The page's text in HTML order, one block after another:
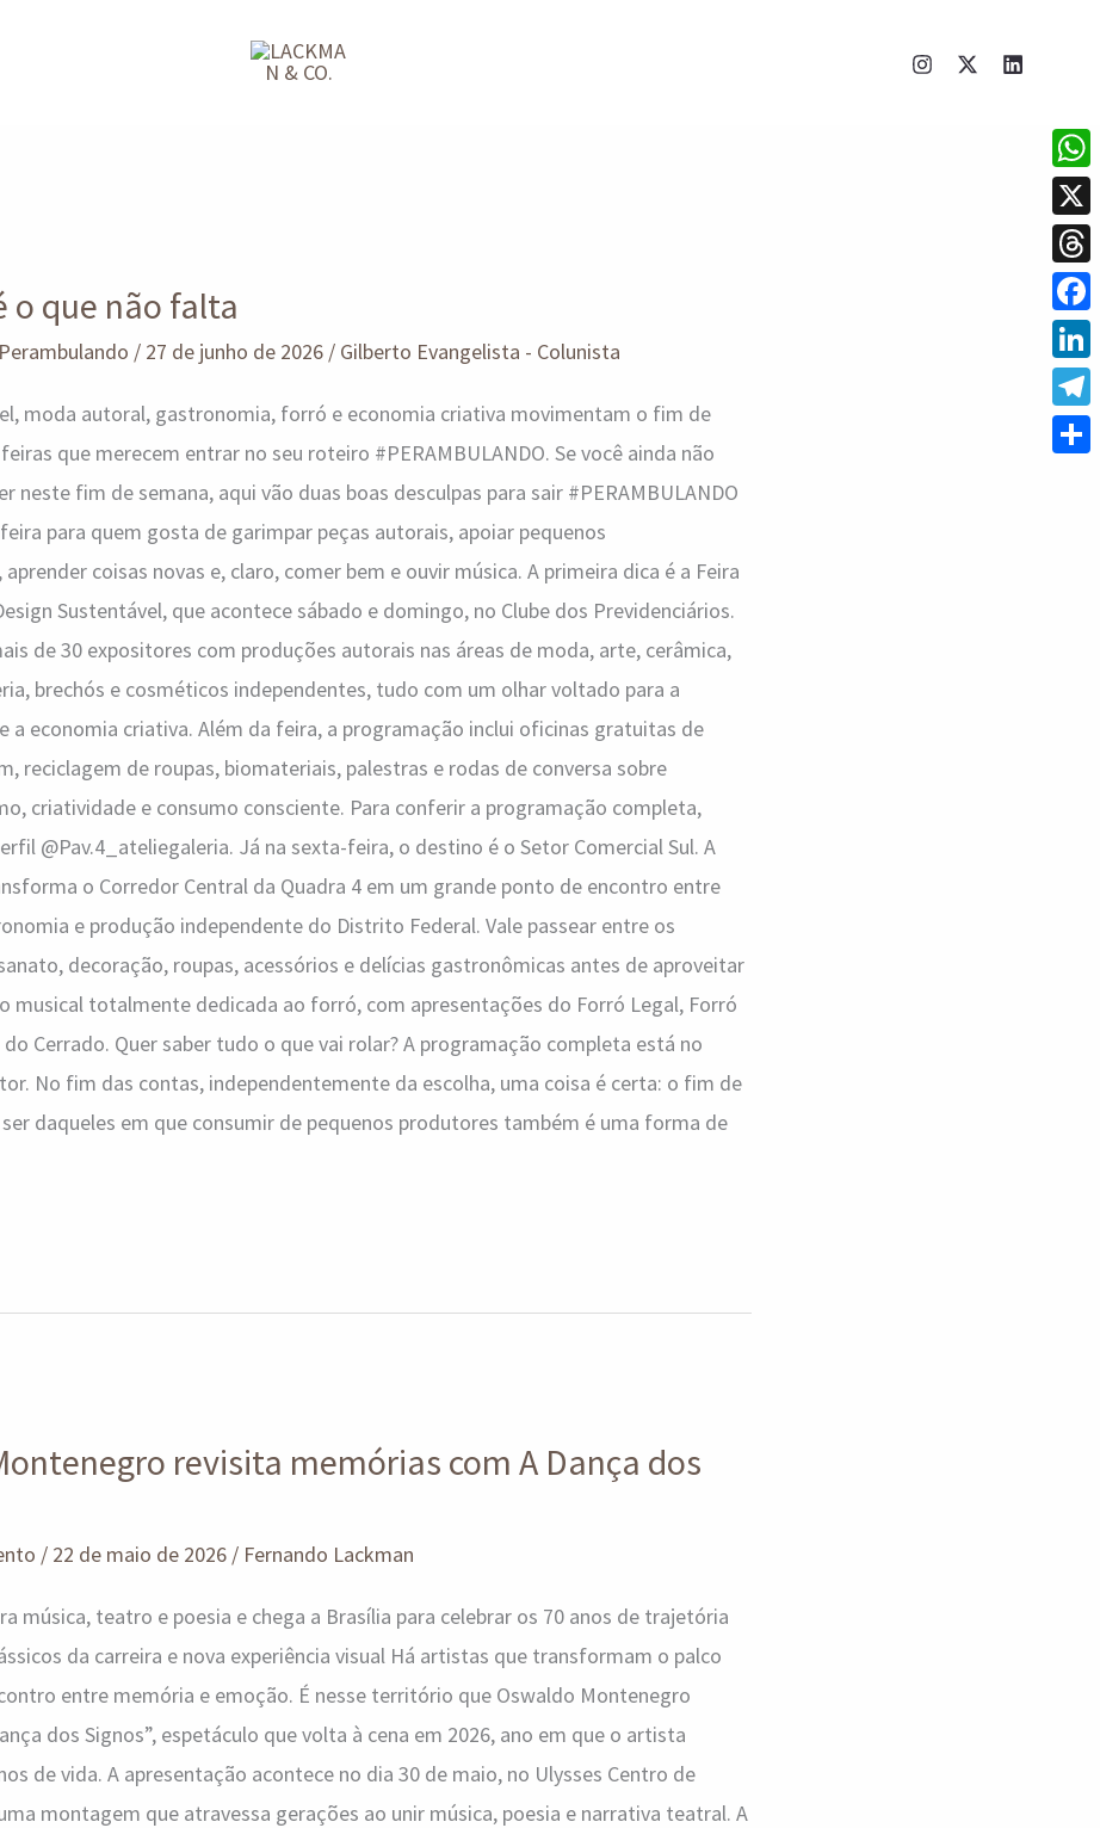
o que não falta
Perambulando / 27 de junho de 2026 / Gilberto Evangelista - Colunista
moda autoral, gastronomia, forró e economia criativa movimentam o fim de
que merecem entrar no seu roteiro #PERAMBULANDO. Se você ainda não
neste fim de semana, aqui vão duas boas desculpas para sair #PERAMBULANDO
para quem gosta de garimpar peças autorais, apoiar pequenos
coisas novas e, claro, comer bem e ouvir música. A primeira dica é a Feira
Sustentável, que acontece sábado e domingo, no Clube dos Previdenciários.
de 30 expositores com produções autorais nas áreas de moda, arte, cerâmica,
brechós e cosméticos independentes, tudo com um olhar voltado para a
a economia criativa. Além da feira, a programação inclui oficinas gratuitas de
reciclagem de roupas, biomateriais, palestras e rodas de conversa sobre
criatividade e consumo consciente. Para conferir a programação completa,
@Pav.4_ateliegaleria. Já na sexta-feira, o destino é o Setor Comercial Sul. A
o Corredor Central da Quadra 4 em um grande ponto de encontro entre
e produção independente do Distrito Federal. Vale passear entre os
decoração, roupas, acessórios e delícias gastronômicas antes de aproveitar
musical totalmente dedicada ao forró, com apresentações do Forró Legal, Forró
do Cerrado. Quer saber tudo o que vai rolar? A programação completa está no
No fim das contas, independentemente da escolha, uma coisa é certa: o fim de
daqueles em que consumir de pequenos produtores também é uma forma de
revisita memórias com A Dança dos
/ 22 de maio de 2026 / Fernando Lackman
música, teatro e poesia e chega a Brasília para celebrar os 70 anos de trajetória
da carreira e nova experiência visual Há artistas que transformam o palco
entre memória e emoção. É nesse território que Oswaldo Montenegro
dos Signos”, espetáculo que volta à cena em 2026, ano em que o artista
de vida. A apresentação acontece no dia 30 de maio, no Ulysses Centro de
montagem que atravessa gerações ao unir música, poesia e narrativa teatral. A
X